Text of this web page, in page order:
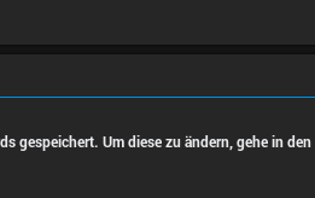
Um diese zu ändern, gehe in